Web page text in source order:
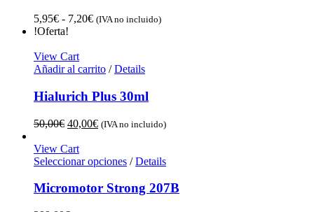
5,95€ - 7,20€Rango
5,95€
7,20€
(IVA no incluido)
!Oferta!
View Cart
Añadir al carrito / Details
Hialurich Plus 30ml
50,00€ El
original
era:
40,00€El
es:
(IVA no incluido)
View Cart
Seleccionar opciones / Details
Micromotor Strong 207B